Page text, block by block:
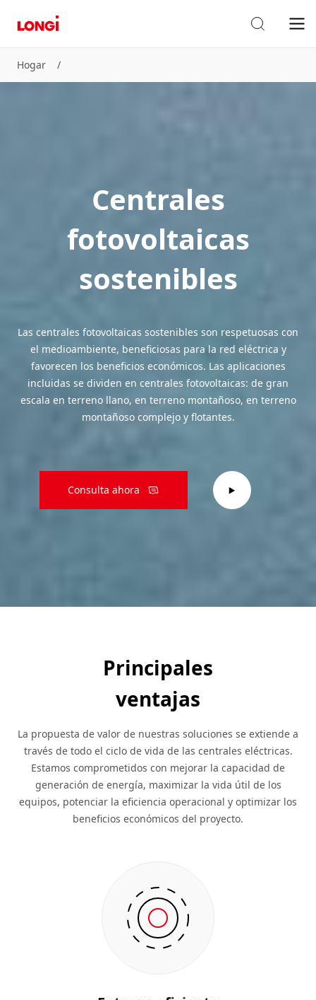
Hogar /
Centrales
fotovoltaicas
sostenibles
Las centrales fotovoltaicas sostenibles son respetuosas con
el medioambiente, beneficiosas para la red eléctrica y
favorecen los beneficios económicos. Las aplicaciones
incluidas se dividen en centrales fotovoltaicas: de gran
escala en terreno llano, en terreno montañoso, en terreno
montañoso complejo y flotantes.
Consulta ahora
Principales
ventajas
La propuesta de valor de nuestras soluciones se extiende a
través de todo el ciclo de vida de las centrales eléctricas.
Estamos comprometidos con mejorar la capacidad de
generación de energía, maximizar la vida útil de los
equipos, potenciar la eficiencia operacional y optimizar los
beneficios económicos del proyecto.